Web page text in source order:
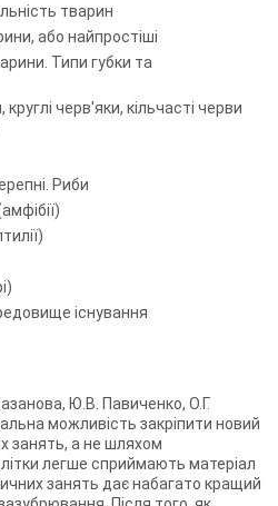
тварин
або найпростіші
Типи губки та
черв'яки, кільчасті черви
Риби
існування
Ю.В. Павиченко, О.Г.
можливість закріпити новий
занять, а не шляхом
легше сприймають матеріал
занять дає набагато кращий